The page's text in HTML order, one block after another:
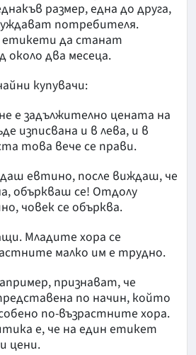
размер, една до друга,
потребителя.
етикети да станат
около два месеца.
купувачи:
е задължително цената на
изписвана и в лева, и в
това вече се прави.
евтино, после виждаш, че
объркваш се! Отдолу
човек се обърква.
Младите хора се
малко им е трудно.
признават, че
по начин, който
по-възрастните хора.
е, че на един етикет
цени.